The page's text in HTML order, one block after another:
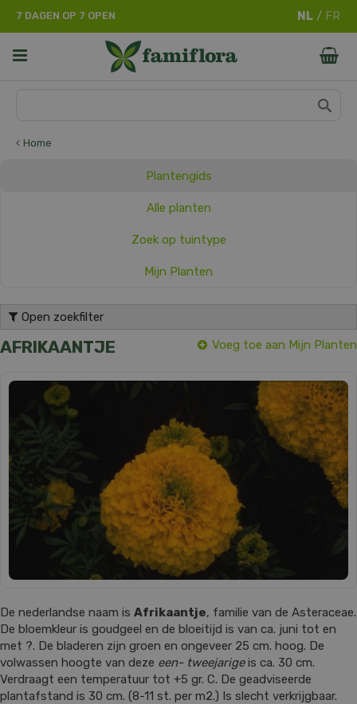
Home
7 DAGEN OP 7 OPEN
Plantengids
Alle planten
Zoek op tuintype
Mijn Planten
Open zoekfilter
AFRIKAANTJE Voeg toe aan Mijn Planten
De nederlandse naam is Afrikaantje, familie van de Asteraceae.
De bloemkleur is goudgeel en de bloeitijd is van ca. juni tot en
met ?. De bladeren zijn groen en ongeveer 25 cm. hoog. De
volwassen hoogte van deze een- tweejarigeis ca. 30 cm.
Verdraagt een temperatuur tot +5 gr. C. De geadviseerde
plantafstand is 30 cm. (8-11 st. per m2.) Is slecht verkrijgbaar.